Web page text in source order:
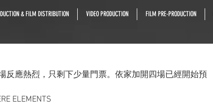
& FILM DISTRIBUTION VIDEO PRODUCTION FILM PRE-PRODUCTION
反應熱烈，只剩下少量門票。依家加開四場已經開始預
ELEMENTS